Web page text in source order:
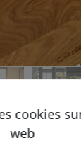
cookies
web